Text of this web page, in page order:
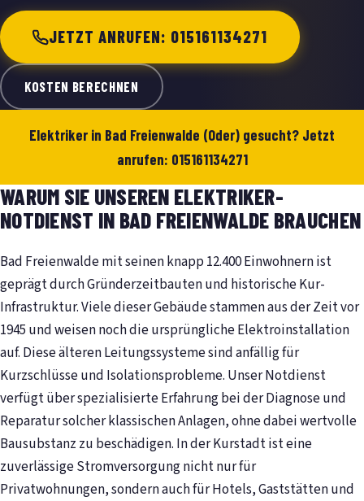
JETZT ANRUFEN: 015161134271
KOSTEN BERECHNEN
Elektriker in Bad Freienwalde (Oder) gesucht? Jetzt
anrufen: 015161134271
WARUM SIE UNSEREN ELEKTRIKER-
NOTDIENST IN BAD FREIENWALDE BRAUCHEN
Bad Freienwalde mit seinen knapp 12.400 Einwohnern ist
geprägt durch Gründerzeitbauten und historische Kur-
Infrastruktur. Viele dieser Gebäude stammen aus der Zeit vor
1945 und weisen noch die ursprüngliche Elektroinstallation
auf. Diese älteren Leitungssysteme sind anfällig für
Kurzschlüsse und Isolationsprobleme. Unser Notdienst
verfügt über spezialisierte Erfahrung bei der Diagnose und
Reparatur solcher klassischen Anlagen, ohne dabei wertvolle
Bausubstanz zu beschädigen. In der Kurstadt ist eine
zuverlässige Stromversorgung nicht nur für
Privatwohnungen, sondern auch für Hotels, Gaststätten und